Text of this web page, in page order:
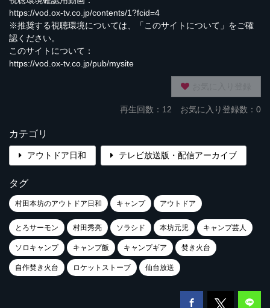
https://vod.ox-tv.co.jp/contents/1?fcid=4
※推奨する視聴環境については、「このサイトについて」をご確
認ください。
このサイトについて：
https://vod.ox-tv.co.jp/pub/mysite
再生回数： 12 お気に入り登録数：0
カテゴリ
アウトドア日和 テレビ放送版・配信アーカイブ
タグ
村田本坊のアウトドア日和 キャンプ アウトドア
とろサーモン 村田秀亮 ソラシド 本坊元児 キャンプ芸人
ソロキャンプ キャンプ飯 キャンプギア 焚き火台
自作焚き火台 ロケットストーブ 仙台放送